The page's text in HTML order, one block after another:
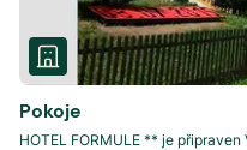
Pokoje
HOTEL FORMULE ** je